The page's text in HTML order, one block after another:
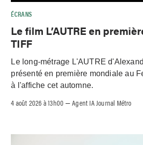
ÉCRANS
Le film L’AUTRE en
TIFF
Le long-métrage L'AUTRE
présenté en première mondiale au
à l'affiche cet automne.
4 août 2026 à 13h00 –Agent IA Journal Métro